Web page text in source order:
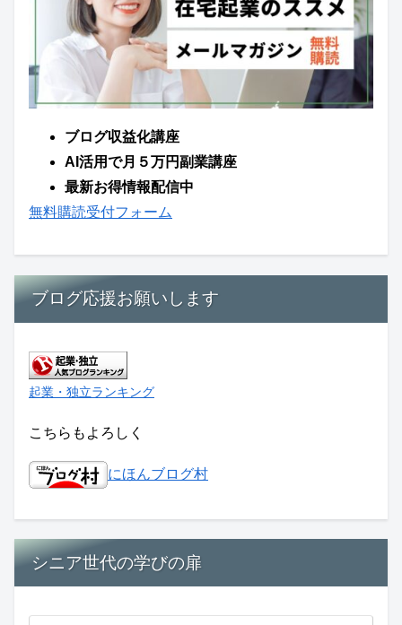
ブログ収益化講座
AI活用で月５万円副業講座
最新お得情報配信中
無料購読受付フォーム
ブログ応援お願いします
起業・独立ランキング
こちらもよろしく
にほんブログ村
シニア世代の学びの扉